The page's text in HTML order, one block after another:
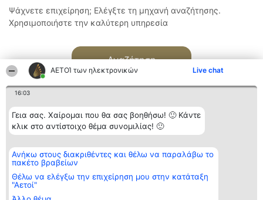
ΑΕΤΟΊ των ηλεκτρονικών Live chat
16:03
Γεια σας. Χαίρομαι που θα σας βοηθήσω! 🙂 Κάντε
κλικ στο αντίστοιχο θέμα συνομιλίας! 🙂
Ανήκω στους διακριθέντες και θέλω να παραλάβω το
πακέτο βραβείων
Θέλω να ελέγξω την επιχείρηση μου στην κατάταξη
"Αετοί"
Ψάχνετε επιχείρηση; Ελέγξτε τη μηχανή αναζήτησης.
Χρησιμοποιήστε την καλύτερη υπηρεσία
Αναζήτηση
Διοργανωτής της
κατάταξης
BEAUTIFUL COMPANY
ΤΗΛ. ΕΠΙΚΟΙΝΩΝΙΑΣ:
2104128019
email:
Κατάταξη
Διακριθέντες
των
διακριθέντων
Επικοινωνία
Επικοινωνία